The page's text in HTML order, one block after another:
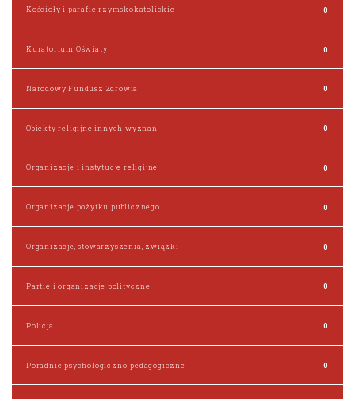
Kościoły i parafie rzymskokatolickie 0
Kuratorium Oświaty 0
Narodowy Fundusz Zdrowia 0
Obiekty religijne innych wyznań 0
Organizacje i instytucje religijne 0
Organizacje pożytku publicznego 0
Organizacje, stowarzyszenia, związki 0
Partie i organizacje polityczne 0
Policja 0
Poradnie psychologiczno-pedagogiczne 0